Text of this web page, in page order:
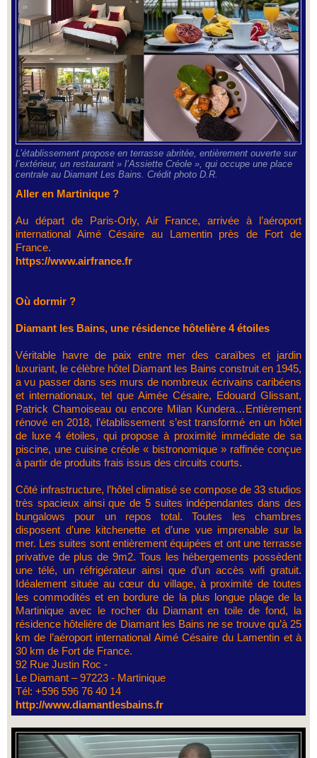
L’établissement propose en terrasse abritée, entièrement ouverte sur
l’extérieur, un restaurant » l’Assiette Créole », qui occupe une place
centrale au Diamant Les Bains. Crédit photo D.R.
Aller en Martinique ?
Au départ de Paris-Orly, Air France, arrivée à l’aéroport
international Aimé Césaire au Lamentin près de Fort de
France.
https://www.airfrance.fr
Où dormir ?
Diamant les Bains, une résidence hôtelière 4 étoiles
Véritable havre de paix entre mer des caraïbes et jardin
luxuriant, le célèbre hôtel Diamant les Bains construit en 1945,
a vu passer dans ses murs de nombreux écrivains caribéens
et internationaux, tel que Aimée Césaire, Edouard Glissant,
Patrick Chamoiseau ou encore Milan Kundera…Entièrement
rénové en 2018, l’établissement s’est transformé en un hôtel
de luxe 4 étoiles, qui propose à proximité immédiate de sa
piscine, une cuisine créole « bistronomique » raffinée conçue
à partir de produits frais issus des circuits courts.
Côté infrastructure, l’hôtel climatisé se compose de 33 studios
très spacieux ainsi que de 5 suites indépendantes dans des
bungalows pour un repos total. Toutes les chambres
disposent d’une kitchenette et d’une vue imprenable sur la
mer. Les suites sont entièrement équipées et ont une terrasse
privative de plus de 9m2. Tous les hébergements possèdent
une télé, un réfrigérateur ainsi que d’un accès wifi gratuit.
Idéalement située au cœur du village, à proximité de toutes
les commodités et en bordure de la plus longue plage de la
Martinique avec le rocher du Diamant en toile de fond, la
résidence hôtelière de Diamant les Bains ne se trouve qu’à 25
km de l’aéroport international Aimé Césaire du Lamentin et à
30 km de Fort de France.
92 Rue Justin Roc -
Le Diamant – 97223 - Martinique
Tél: +596 596 76 40 14
http://www.diamantlesbains.fr